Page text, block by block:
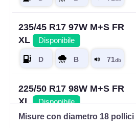
235/45 R17 97W M+S FR
XL
Disponibile
225/50 R17 98W M+S FR
XL
Disponibile
Misure con diametro 18 pollici